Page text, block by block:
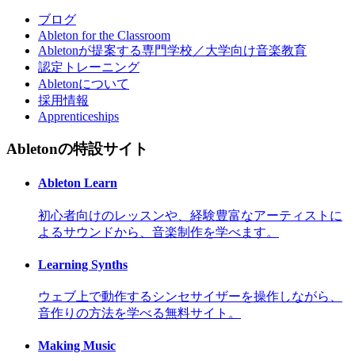
ブログ
Ableton for the Classroom
Abletonが提案する専門学校／大学向け音楽教育
認定トレーニング
Abletonについて
採用情報
Apprenticeships
Abletonの特設サイト
Ableton Learn
初心者向けのレッスンや、経験豊富なアーティストに
よるサウンドから、音楽制作を学べます。
Learning Synths
ウェブ上で動作するシンセサイザーを操作しながら、
音作りの方法を学べる無料サイト。
Making Music